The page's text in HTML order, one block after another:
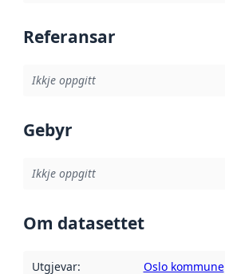
Referansar
Ikkje oppgitt
Gebyr
Ikkje oppgitt
Om datasettet
Utgjevar: Oslo kommune